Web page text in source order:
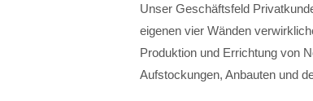
Unser Geschäftsfeld
eigenen vier Wänden
Produktion und Errichtung von
Aufstockungen, Anbauten und